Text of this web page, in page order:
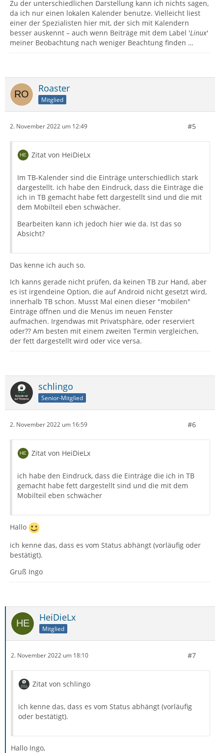
Zu der unterschiedlichen Darstellung kann ich nichts sagen,
da ich nur einen lokalen Kalender benutze. Vielleicht liest
einer der Spezialisten hier mit, der sich mit Kalendern
besser auskennt – auch wenn Beiträge mit dem Label 'Linux'
meiner Beobachtung nach weniger Beachtung finden …
Roaster
Mitglied
2. November 2022 um 12:49 #5
Zitat von HeiDieLx
Im TB-Kalender sind die Einträge unterschiedlich stark
dargestellt. ich habe den Eindruck, dass die Einträge die
ich in TB gemacht habe fett dargestellt sind und die mit
dem Mobilteil eben schwächer.
Bearbeiten kann ich jedoch hier wie da. Ist das so
Absicht?
Das kenne ich auch so.
Ich kanns gerade nicht prüfen, da keinen TB zur Hand, aber
es ist irgendeine Option, die auf Android nicht gesetzt wird,
innerhalb TB schon. Musst Mal einen dieser "mobilen"
Einträge öffnen und die Menüs im neuen Fenster
aufmachen. Irgendwas mit Privatsphäre, oder reserviert
oder?? Am besten mit einem zweiten Termin vergleichen,
der fett dargestellt wird oder vice versa.
schlingo
Senior-Mitglied
2. November 2022 um 16:59 #6
Zitat von HeiDieLx
ich habe den Eindruck, dass die Einträge die ich in TB
gemacht habe fett dargestellt sind und die mit dem
Mobilteil eben schwächer
Hallo
ich kenne das, dass es vom Status abhängt (vorläufig oder
bestätigt).
Gruß Ingo
HeiDieLx
Mitglied
2. November 2022 um 18:10 #7
Zitat von schlingo
ich kenne das, dass es vom Status abhängt (vorläufig
oder bestätigt).
Hallo Ingo,